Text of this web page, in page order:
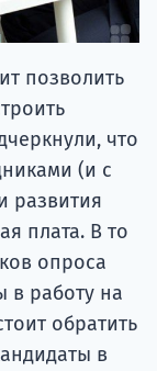
позволить
что
(и с
развития
плата. В то
опроса
в работу на
обратить
в